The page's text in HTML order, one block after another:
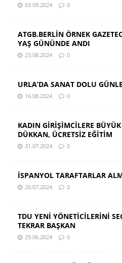
03.09.2024 0
ATGB.BERLİN ÖRNEK
YAŞ GÜNÜNDE ANDI
23.08.2024 0
URLA’DA SANAT DOLU
16.08.2024 0
KADIN GİRİŞİMCİLERE BÜYÜK
DÜKKAN, ÜCRETSİZ EĞİTİM
31.07.2024 0
İSPANYOL TARAFTARLAR
20.07.2024 0
TDU YENİ YÖNETİCİLERİNİ
TEKRAR BAŞKAN
29.06.2024 0